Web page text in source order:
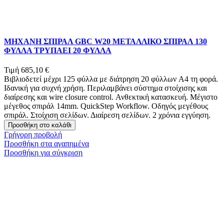
ΜΗΧΑΝΗ ΣΠΙΡΑΛ GBC W20 ΜΕΤΑΛΛΙΚΟ ΣΠΙΡΑΛ 130
ΦΥΛΛΑ ΤΡΥΠΑΕΙ 20 ΦΥΛΛΑ
Τιμή 685,10 €
Βιβλιοδετεί μέχρι 125 φύλλα με διάτρηση 20 φύλλων A4 τη φορά.
Ιδανική για συχνή χρήση. Περιλαμβάνει σύστημα στοίχισης και
διαίρεσης και wire closure control. Ανθεκτική κατασκευή. Μέγιστο
μέγεθος σπιράλ 14mm. QuickStep Workflow. Οδηγός μεγέθους
σπιράλ. Στοίχιση σελίδων. Διαίρεση σελίδων. 2 χρόνια εγγύηση.
Προσθήκη στο καλάθι
Γρήγορη προβολή
Προσθήκη στα αγαπημένα
Προσθήκη για σύγκριση